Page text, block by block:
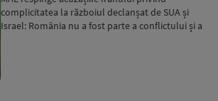
complicitatea la războiul declanșat de SUA și
Israel: România nu a fost parte a conflictului și a